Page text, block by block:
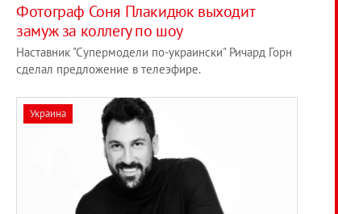
Фотограф Соня Плакидюк выходит
замуж за коллегу по шоу
Наставник "Супермодели по-украински" Ричард Горн
сделал предложение в телеэфире.
Украина